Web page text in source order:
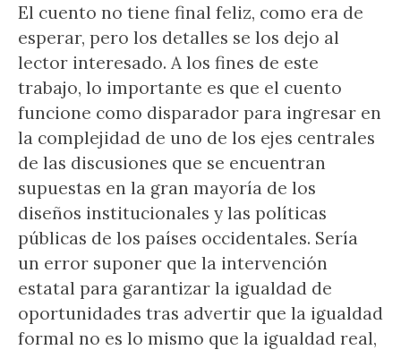
El cuento no tiene final feliz, como era de
esperar, pero los detalles se los dejo al
lector interesado. A los fines de este
trabajo, lo importante es que el cuento
funcione como disparador para ingresar en
la complejidad de uno de los ejes centrales
de las discusiones que se encuentran
supuestas en la gran mayoría de los
diseños institucionales y las políticas
públicas de los países occidentales. Sería
un error suponer que la intervención
estatal para garantizar la igualdad de
oportunidades tras advertir que la igualdad
formal no es lo mismo que la igualdad real,